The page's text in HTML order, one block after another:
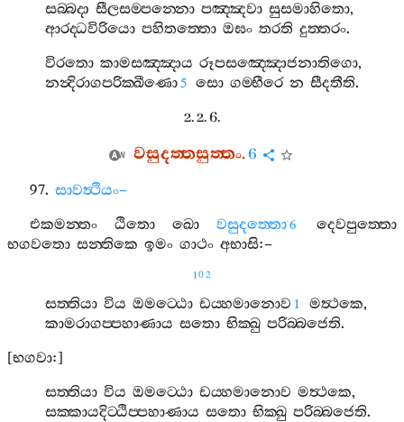
සබ‍්බදා සීලසම‍්පන‍්නො පඤ‍්ඤවා සුසමාහිතො,
ආරද‍්ධවිරියො පහිතත‍්තො ඔඝං තරති දුත‍්තරං.
විරතො කාමසඤ‍්ඤාය රූපසඤ‍්ඤොජනාතිගො,
නන්‍දිරාගපරික‍්ඛීණො5 සො ගම‍්භීරෙ න සීදතීති.
2. 2. 6.
වසුදත‍්තසුත‍්තං.6
97. සාවත්‍ථියං–
එකමන‍්තං
ඨිතො ඛො වසුදත‍්තො6
දෙවපුත‍්තො
භගවතො සන‍්තිකෙ ඉමං ගාථං අභාසි:–
102
සත‍්තියා විය ඔමට‍්ඨො ඩය‍්හමානොව 1 මත්‍ථකෙ,
කාමරාගප‍්පහාණාය සතො භික‍්ඛු පරිබ‍්බජෙති.
[භගවා:]
සත‍්තියා විය ඔමට‍්ඨො ඩය‍්හමානොව මත්‍ථකෙ,
සක‍්කායදිට‍්ඨිප‍්පහාණාය සතො භික‍්ඛු පරිබ‍්බජෙති.